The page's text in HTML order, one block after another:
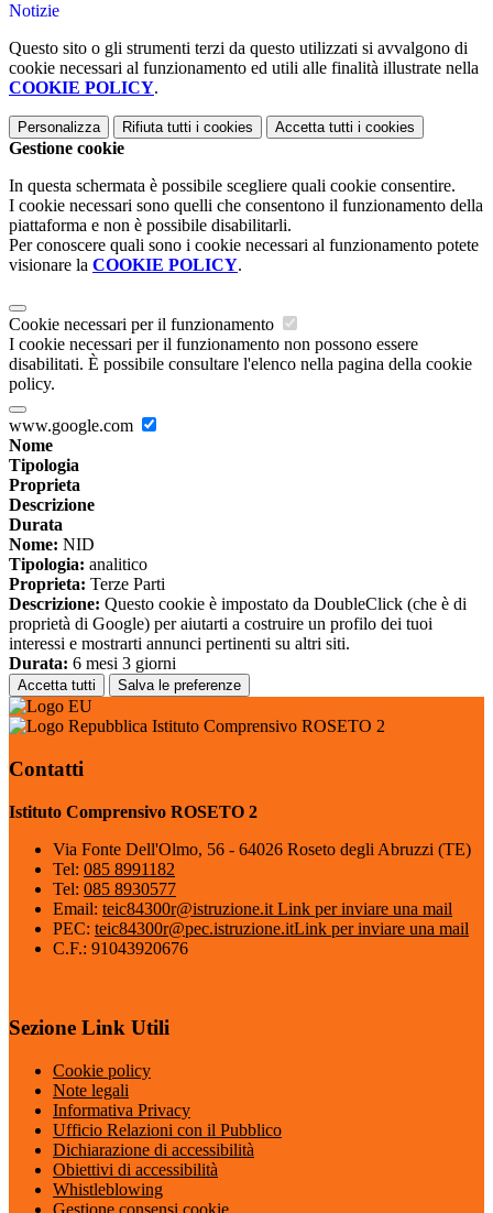
Notizie
Questo sito o gli strumenti terzi da questo utilizzati si avvalgono di
cookie necessari al funzionamento ed utili alle finalità illustrate nella
COOKIE POLICY.
Personalizza Rifiuta tutti i cookies Accetta tutti i cookies
Gestione cookie
In questa schermata è possibile scegliere quali cookie consentire.
I cookie necessari sono quelli che consentono il funzionamento della
piattaforma e non è possibile disabilitarli.
Per conoscere quali sono i cookie necessari al funzionamento potete
visionare la COOKIE POLICY.
Cookie necessari per il funzionamento
I cookie necessari per il funzionamento non possono essere
disabilitati. È possibile consultare l'elenco nella pagina della cookie
policy.
www.google.com
Nome
Tipologia
Proprieta
Descrizione
Durata
Nome: NID
Tipologia: analitico
Proprieta: Terze Parti
Descrizione: Questo cookie è impostato da DoubleClick (che è di
proprietà di Google) per aiutarti a costruire un profilo dei tuoi
interessi e mostrarti annunci pertinenti su altri siti.
Durata: 6 mesi 3 giorni
Accetta tutti Salva le preferenze
Istituto Comprensivo ROSETO 2
Contatti
Istituto Comprensivo ROSETO 2
Via Fonte Dell'Olmo, 56 - 64026 Roseto degli Abruzzi (TE)
Tel: 085 8991182
Tel: 085 8930577
Email: teic84300r@istruzione.it Link per inviare una mail
PEC: teic84300r@pec.istruzione.itLink per inviare una mail
C.F.: 91043920676
Sezione Link Utili
Cookie policy
Note legali
Informativa Privacy
Ufficio Relazioni con il Pubblico
Dichiarazione di accessibilità
Obiettivi di accessibilità
Whistleblowing
Gestione consensi cookie